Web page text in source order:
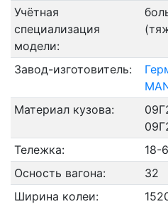
Учётная
специализация
модели:
Завод-изготовитель:
Материал кузова:
Тележка:
18-
Осность вагона:
32
Ширина колеи: